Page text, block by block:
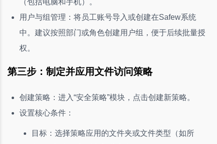
（包括电脑和手机）。
用户与组管理：将员工账号导入或创建在Safew系统
中。建议按照部门或角色创建用户组，便于后续批量授
权。
第三步：制定并应用文件访问策略
创建策略：进入“安全策略”模块，点击创建新策略。
设置核心条件：
目标：选择策略应用的文件夹或文件类型（如所